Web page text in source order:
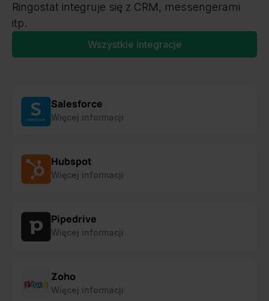
Ringostat integruje się z CRM, messengerami
itp.
Wszystkie integracje
Salesforce
Więcej informacji
Hubspot
Więcej informacji
Pipedrive
Więcej informacji
Zoho
Więcej informacji